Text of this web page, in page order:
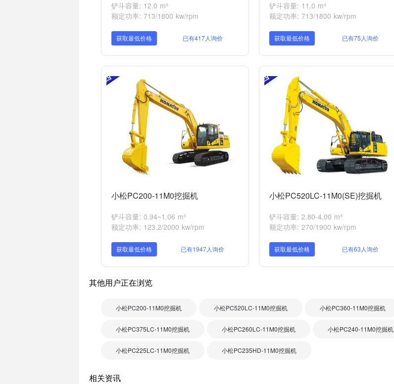
铲斗容量: 12.0 m³
额定功率: 713/1800 kw/rpm
获取最低价格 已有417人询价
铲斗容量: 11.0 m³
额定功率: 713/1800 kw/rpm
获取最低价格 已有75人询价
小松PC200-11M0挖掘机
铲斗容量: 0.94~1.06 m³
额定功率: 123.2/2000 kw/rpm
获取最低价格 已有1947人询价
小松PC520LC-11M0(SE)挖掘机
铲斗容量: 2.80-4.00 m³
额定功率: 270/1900 kw/rpm
获取最低价格 已有63人询价
其他用户正在浏览
小松PC200-11M0挖掘机 小松PC520LC-11M0挖掘机 小松PC360-11M0挖掘机
小松PC375LC-11M0挖掘机 小松PC260LC-11M0挖掘机 小松PC240-11M0挖掘机
小松PC225LC-11M0挖掘机 小松PC235HD-11M0挖掘机
相关资讯